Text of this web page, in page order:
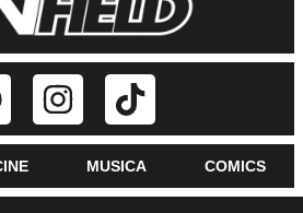
MUSICA COMICS